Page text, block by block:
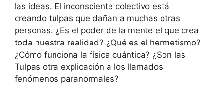
las ideas. El inconsciente colectivo está
creando tulpas que dañan a muchas otras
personas. ¿Es el poder de la mente el que crea
toda nuestra realidad? ¿Qué es el hermetismo?
¿Cómo funciona la física cuántica? ¿Son las
Tulpas otra explicación a los llamados
fenómenos paranormales?